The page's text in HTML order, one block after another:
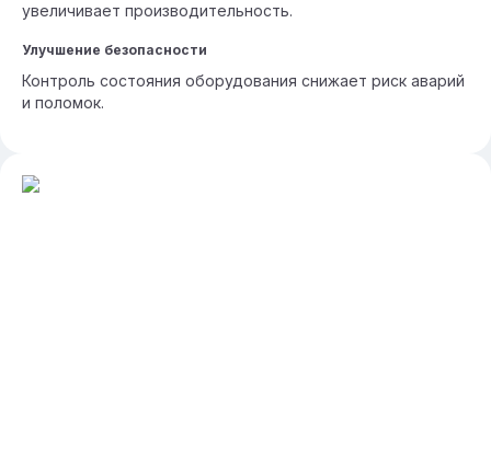
увеличивает производительность.
Улучшение безопасности
Контроль состояния оборудования снижает риск аварий
и поломок.